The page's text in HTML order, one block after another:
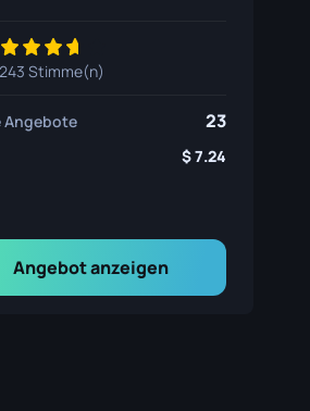
243 Stimme(n)
Angebote 23
7.24
Angebot anzeigen